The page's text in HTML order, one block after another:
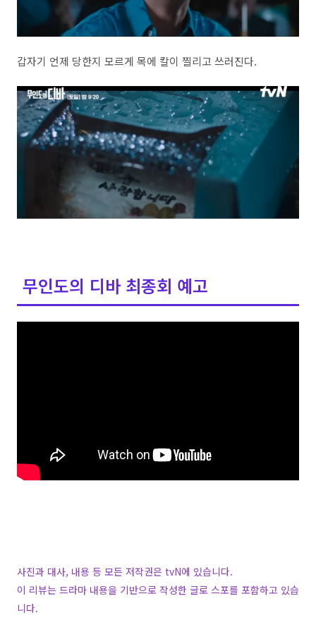
갑자기 언제 당한지 모르게 목에 칼이 찔리고 쓰러진다.
무인도의 디바 최종회 예고
사진과 대사, 내용 등 모든 저작권은 tvN에 있습니다.
이 리뷰는 드라마 내용을 기반으로 작성한 글로 스포를 포함하고 있습
니다.